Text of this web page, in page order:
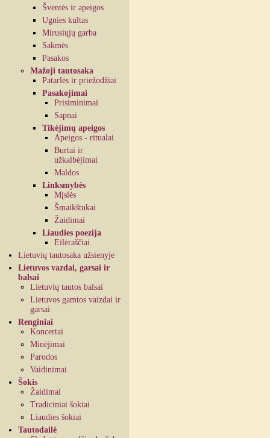
Šventės ir apeigos
Ugnies kultas
Mirusiųjų garba
Sakmės
Pasakos
Mažoji tautosaka
Patarlės ir priežodžiai
Pasakojimai
Prisiminimai
Sapnai
Tikėjimų apeigos
Apeigos - ritualai
Burtai ir
užkalbėjimai
Maldos
Linksmybės
Mįslės
Šmaikštukai
Žaidimai
Liaudies poezija
Eilėraščiai
Lietuvių tautosaka užsienyje
Lietuvos vazdai, garsai ir
balsai
Lietuvių tautos balsai
Lietuvos gamtos vaizdai ir
garsai
Renginiai
Koncertai
Minėjimai
Parodos
Vaidinimai
Šokis
Žaidimai
Tradiciniai šokiai
Liaudies šokiai
Tautodailė